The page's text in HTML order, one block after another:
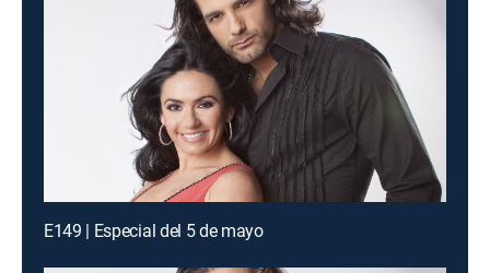
E149 | Especial del 5 de mayo